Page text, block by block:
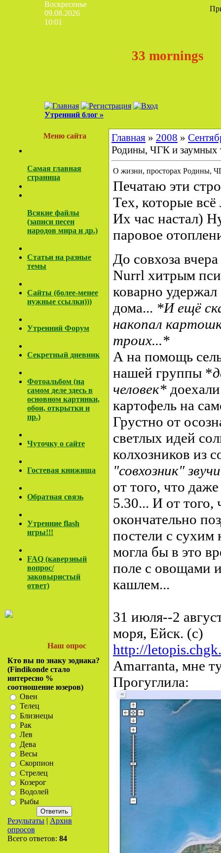
Воскресенье
09.08.2026
10:01
33 mornings
Утренний блог »
Меню сайта
Самая главная
страница
Всякие файлы
(записи песен
народов мира и др.)
Cтатьи на разные
темы
Сайты (более-менее
нужные ссылки)))
Утренний Форум
Секретный дневник
Фотоальбом (на
самом деле здесь в
основном картинки,
обои, открытки и
пр.)
Чуточку о сайте
Гостевая книжища
Обратная связь
Утренние flash
игры!!!
FAQ (каверзный
вопрос/
заковыристый
ответ)
Наш опрос
Кто вы по знаку зодиака?
(Findikonde стало
интересно %
соотношение юзеров)
Овен
Телец
Близнецы
Рак
Лев
Дева
Весы
Скорпион
Стрелец
Козерог
Водолей
Рыбы
Результаты | Архив
опросов
Всего ответов: 84
Главная » 2008 »
Родины, ЧГК и заумных
О жизни, просторах Родины,
Печатаю эти
Тех, которые всё
Их час настал)
паровое
До совхоза
Nurrl хитрым
коварно удержал
дома... *И ещё
накопал
троих...*
А на помощь
нашей группы *
человек*
картофель на
Грустно от
светлых идей
колхозников из
"совхозник"
от того, что
5.30... И от того,
окончательно
постели с сухим
могла бы в это
поле с овощами
кашлем...
31 июля--2
моря, Ейск. (с)
http://
Amarranta, мне
Прогуглила: